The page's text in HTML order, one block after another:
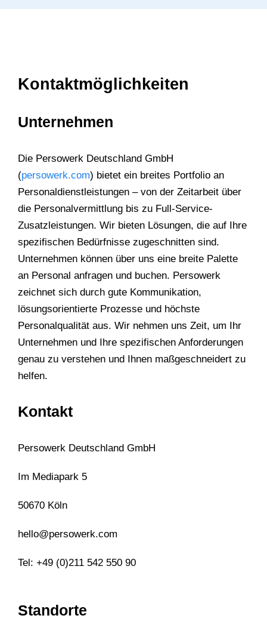
Kontaktmöglichkeiten
Unternehmen
Die Persowerk Deutschland GmbH
(persowerk.com) bietet ein breites Portfolio an
Personaldienstleistungen – von der Zeitarbeit über
die Personalvermittlung bis zu Full-Service-
Zusatzleistungen. Wir bieten Lösungen, die auf Ihre
spezifischen Bedürfnisse zugeschnitten sind.
Unternehmen können über uns eine breite Palette
an Personal anfragen und buchen. Persowerk
zeichnet sich durch gute Kommunikation,
lösungsorientierte Prozesse und höchste
Personalqualität aus. Wir nehmen uns Zeit, um Ihr
Unternehmen und Ihre spezifischen Anforderungen
genau zu verstehen und Ihnen maßgeschneidert zu
helfen.
Kontakt
Persowerk Deutschland GmbH
Im Mediapark 5
50670 Köln
hello@persowerk.com
Tel: +49 (0)211 542 550 90
Standorte